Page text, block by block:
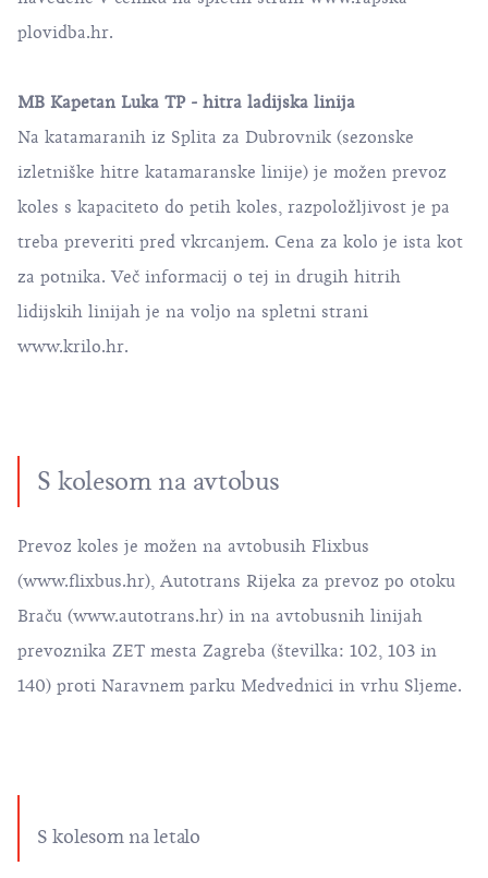
plovidba.hr.
MB Kapetan Luka TP - hitra ladijska linija
Na katamaranih iz Splita za Dubrovnik (sezonske
izletniške hitre katamaranske linije) je možen prevoz
koles s kapaciteto do petih koles, razpoložljivost je pa
treba preveriti pred vkrcanjem. Cena za kolo je ista kot
za potnika. Več informacij o tej in drugih hitrih
lidijskih linijah je na voljo na spletni strani
www.krilo.hr.
S kolesom na avtobus
Prevoz koles je možen na avtobusih Flixbus
(www.flixbus.hr), Autotrans Rijeka za prevoz po otoku
Braču (www.autotrans.hr) in na avtobusnih linijah
prevoznika ZET mesta Zagreba (številka: 102, 103 in
140) proti Naravnem parku Medvednici in vrhu Sljeme.
S kolesom na letalo